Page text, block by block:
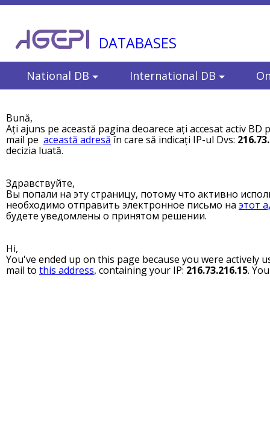
DATABASES
National DB International DB
Bună,
Ați ajuns pe această pagina deoarece ați accesat activ
mail pe această adresă în care să indicați IP-ul Dvs:
decizia luată.
Здравствуйте,
Вы попали на эту страницу, потому что активно
необходимо отправить электронное письмо на этот
будете уведомлены о принятом решении.
Hi,
You've ended up on this page because you were actively
mail to this address, containing your IP: 216.73.216.15.